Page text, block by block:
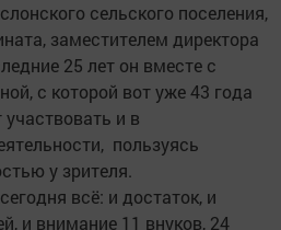
сельского поселения,
заместителем директора
25 лет он вместе с
с которой вот уже 43 года
и в
пользуясь
у зрителя.
всё: и достаток, и
и внимание 11 внуков, 24